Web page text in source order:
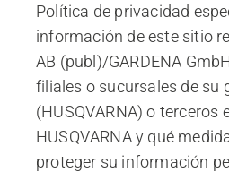
Política de privacidad
información de este sitio
AB (publ)/GARDENA
filiales o sucursales de su
(HUSQVARNA) o terceros
HUSQVARNA y qué
proteger su información